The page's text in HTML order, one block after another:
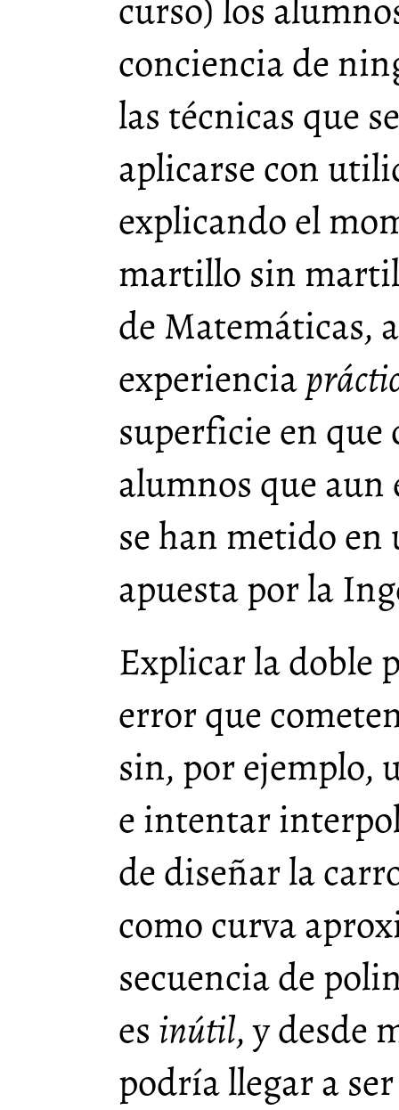
curso) los
conciencia de
las técnicas que
aplicarse con
explicando el
martillo sin
de Matemáticas,
experiencia
superficie en que
alumnos que
se han metido
apuesta por la
Explicar la doble
error que
sin, por ejemplo,
e intentar
de diseñar la
como curva
secuencia de
es inútil, y desde
podría llegar a